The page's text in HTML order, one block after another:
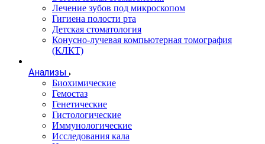
Лечение зубов под микроскопом
Гигиена полости рта
Детская стоматология
Конусно-лучевая компьютерная томография
(КЛКТ)
Анализы
Биохимические
Гемостаз
Генетические
Гистологические
Иммунологические
Исследования кала